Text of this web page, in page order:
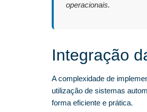
operacionais.
Integração
A complexidade de
utilização de sistemas
forma eficiente e prática.